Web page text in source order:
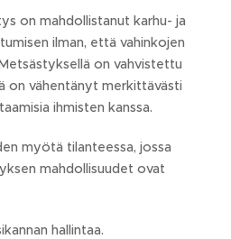
on mahdollistanut karhu- ja
ilman, että vahinkojen
on vahvistettu
on vähentänyt merkittävästi
ihmisten kanssa.
myötä tilanteessa, jossa
mahdollisuudet ovat
hallintaa.